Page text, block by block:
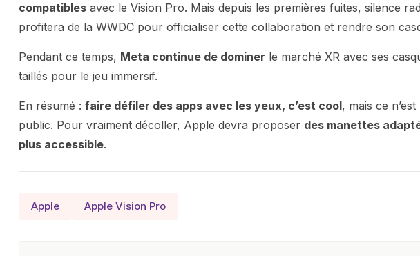
compatibles avec le Vision Pro. Mais depuis les premières fuites, silence
profitera de la WWDC pour officialiser cette collaboration et rendre son
Pendant ce temps, Meta continue de dominer le marché XR avec ses
taillés pour le jeu immersif.
En résumé : faire défiler des apps avec les yeux, c’est cool, mais ce
public. Pour vraiment décoller, Apple devra proposer des manettes
plus accessible.
Apple Apple Vision Pro